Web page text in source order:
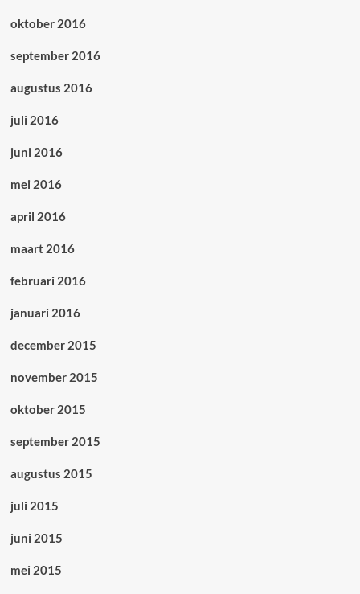
oktober 2016
september 2016
augustus 2016
juli 2016
juni 2016
mei 2016
april 2016
maart 2016
februari 2016
januari 2016
december 2015
november 2015
oktober 2015
september 2015
augustus 2015
juli 2015
juni 2015
mei 2015